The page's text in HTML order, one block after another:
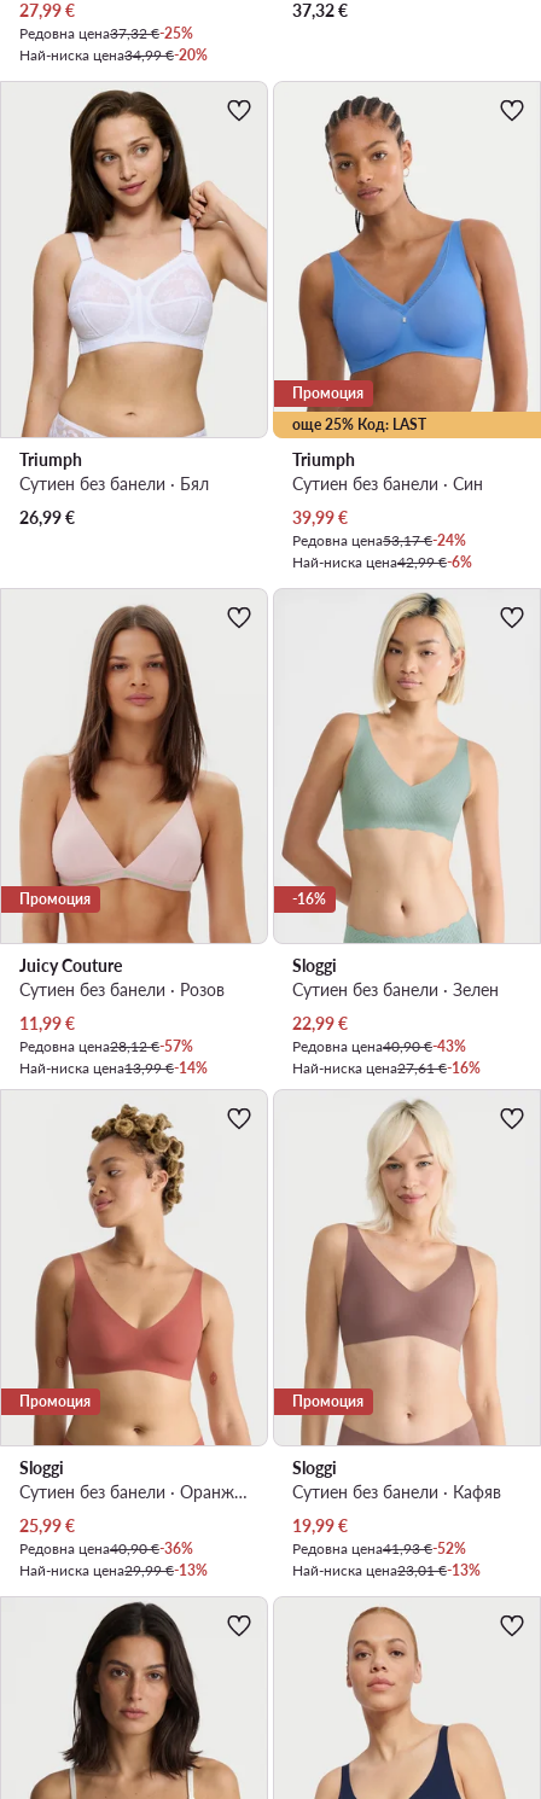
Актуална цена
27,99€
Редовна цена37,32 €-25%
Най-ниска цена34,99 €-20%
37,32€
Triumph
Сутиен без банели · Бял
26,99€
още 25% Код: LAST
Промоция
Triumph
Сутиен без банели · Син
Актуална цена
39,99€
Редовна цена53,17 €-24%
Най-ниска цена42,99 €-6%
Промоция
Juicy Couture
Сутиен без банели · Розов
Актуална цена
11,99€
Редовна цена28,12 €-57%
Най-ниска цена13,99 €-14%
-16%
Sloggi
Сутиен без банели · Зелен
Актуална цена
22,99€
Редовна цена40,90 €-43%
Най-ниска цена27,61 €-16%
Промоция
Sloggi
Сутиен без банели · Оранжев
Актуална цена
25,99€
Редовна цена40,90 €-36%
Най-ниска цена29,99 €-13%
Промоция
Sloggi
Сутиен без банели · Кафяв
Актуална цена
19,99€
Редовна цена41,93 €-52%
Най-ниска цена23,01 €-13%